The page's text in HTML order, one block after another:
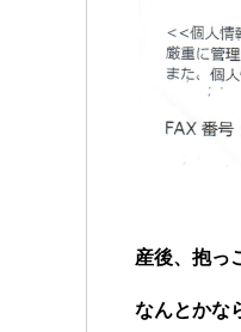
産後、抱っ
なんとかな